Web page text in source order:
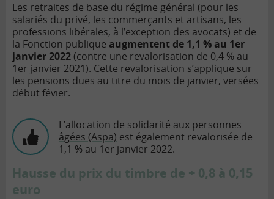
Les retraites de base du régime général (pour les
salariés du privé, les commerçants et artisans, les
professions libérales, à l’exception des avocats) et de
la Fonction publique augmentent de 1,1 % au 1er
janvier 2022(contre une revalorisation de 0,4 % au
1er janvier 2021). Cette revalorisation s’applique sur
les pensions dues au titre du mois de janvier, versées
début févier.
L’allocation de solidarité aux personnes
âgées (Aspa) est également revalorisée de
1,1 % au 1er janvier 2022.
Hausse du prix du timbre de + 0,8 à 0,15
euro